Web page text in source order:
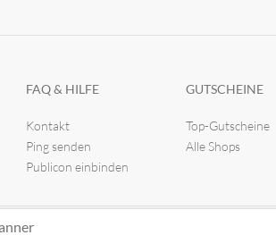
FAQ & HILFE
Kontakt
Ping senden
Publicon einbinden
GUTSCHEINE
Top-Gutscheine
Alle Shops